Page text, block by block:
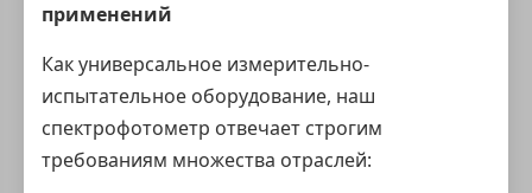
применений
Как универсальное измерительно-
испытательное оборудование, наш
спектрофотометр отвечает строгим
требованиям множества отраслей: